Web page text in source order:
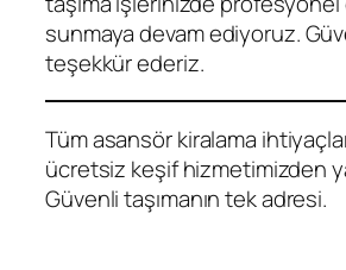
sunmaya devam ediyoruz.
teşekkür ederiz.
Tüm asansör kiralama
ücretsiz keşif hizmetimizden
Güvenli taşımanın tek adresi.